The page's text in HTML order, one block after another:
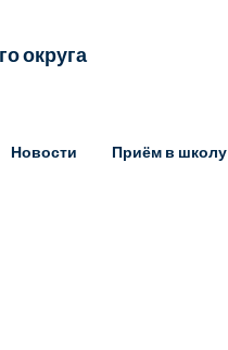
округа
Новости Приём в школу